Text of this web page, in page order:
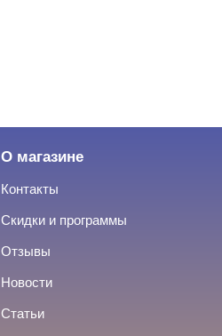
О магазине
Контакты
Скидки и программы
Отзывы
Новости
Статьи